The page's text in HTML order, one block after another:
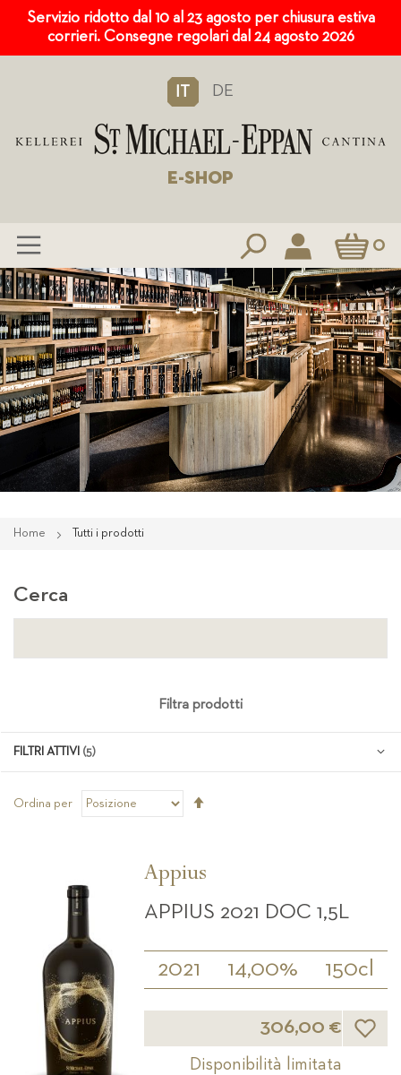
Servizio ridotto dal 10 al 23 agosto per chiusura estiva
corrieri. Consegne regolari dal 24 agosto 2026
IT DE
E-SHOP
Carrello0
Salta
al
contenuto
Home Tutti i prodotti
Ordina per
Appius
APPIUS 2021 DOC 1,5L
2021 14,00% 150cl
306,00 € Lista
Disponibilità limitata
Cerca
Filtra prodotti
FILTRI ATTIVI